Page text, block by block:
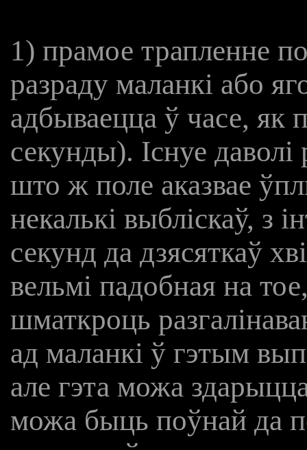
1) прамое трапленне
разраду маланкі або
адбываецца ў часе, як
секунды). Існуе
што ж поле аказвае
некалькі выбліскаў, з
секунд да дзясяткаў
вельмі падобная на
шматкроць
ад маланкі ў гэтым
але гэта можа
можа быць поўнай да